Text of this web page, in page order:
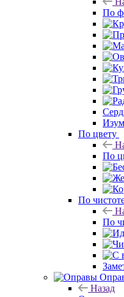
По
По цвету
По
По
По
Назад